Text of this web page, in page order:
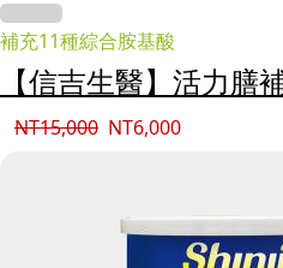
補充11種綜合胺基酸
【信吉生醫】活力膳
NT15,000 NT6,000